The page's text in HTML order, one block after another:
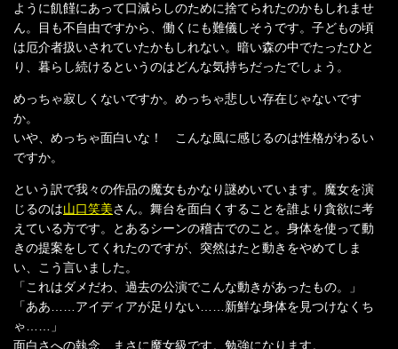
ように飢饉にあって口減らしのために捨てられたのかもしれませ
ん。目も不自由ですから、働くにも難儀しそうです。子どもの頃
は厄介者扱いされていたかもしれない。暗い森の中でたったひと
り、暮らし続けるというのはどんな気持ちだったでしょう。
めっちゃ寂しくないですか。めっちゃ悲しい存在じゃないです
か。
いや、めっちゃ面白いな！ こんな風に感じるのは性格がわるい
ですか。
という訳で我々の作品の魔女もかなり謎めいています。魔女を演
じるのは山口笑美さん。舞台を面白くすることを誰より貪欲に考
えている方です。とあるシーンの稽古でのこと。身体を使って動
きの提案をしてくれたのですが、突然はたと動きをやめてしま
い、こう言いました。
「これはダメだわ、過去の公演でこんな動きがあったもの。」
「ああ……アイディアが足りない……新鮮な身体を見つけなくち
ゃ……」
面白さへの執念、まさに魔女級です。勉強になります。